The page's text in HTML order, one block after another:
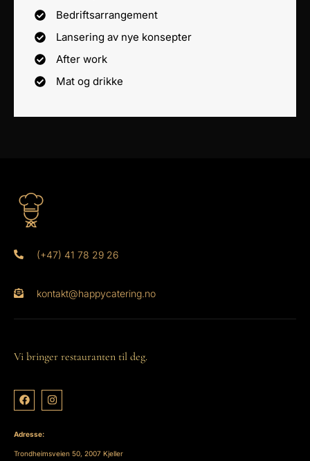
Bedriftsarrangement
Lansering av nye konsepter
After work
Mat og drikke
(+47) 41 78 29 26
kontakt@happycatering.no
Vi bringer restauranten til deg.
Adresse:
Trondheimsveien 50, 2007 Kjeller